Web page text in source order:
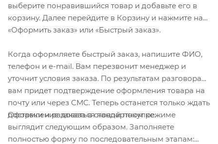
выберите понравившийся товар и добавьте его в
корзину. Далее перейдите в Корзину и нажмите на
«Оформить заказ» или «Быстрый заказ».
Когда оформляете быстрый заказ, напишите ФИО,
телефон и e-mail. Вам перезвонит менеджер и
уточнит условия заказа. По результатам разговора
вам придет подтверждение оформления товара на
почту или через СМС. Теперь останется только ждать
доставки и радоваться новой покупке.
Оформление заказа в стандартном режиме
выглядит следующим образом. Заполняете
полностью форму по последовательным этапам: